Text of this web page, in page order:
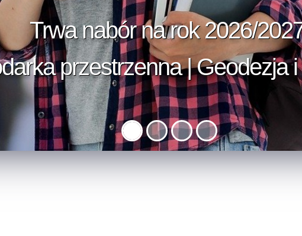
Trwa nabór na rok 2026/
przestrzenna | Geodezja
Zostań operatorem drona!